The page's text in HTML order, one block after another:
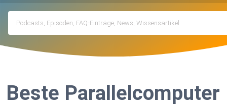
Beste Parallelcomputer